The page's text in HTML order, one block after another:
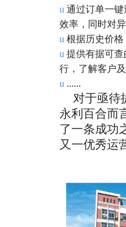
u 通过订单一
效率，同时对
u 根据历史价格
u 提供有据可
行，了解客户
u ......
对于亟待
永利百合而
了一条成功
又一优秀运